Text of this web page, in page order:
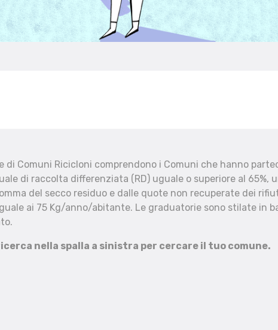
di Comuni Ricicloni comprendono i Comuni che hanno
di raccolta differenziata (RD) uguale o superiore al
del secco residuo e dalle quote non recuperate dei
ai 75 Kg/anno/abitante. Le graduatorie sono stilate in
nella spalla a sinistra per cercare il tuo comune.